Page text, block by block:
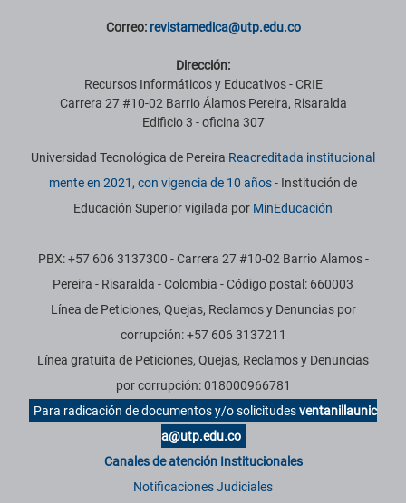
Correo: revistamedica@utp.edu.co
Dirección:
Recursos Informáticos y Educativos - CRIE
Carrera 27 #10-02 Barrio Álamos Pereira, Risaralda
Edificio 3 - oficina 307
Universidad Tecnológica de Pereira Reacreditada institucional
mente en 2021, con vigencia de 10 años- Institución de
Educación Superior vigilada por MinEducación
PBX: +57 606 3137300 - Carrera 27 #10-02 Barrio Alamos -
Pereira - Risaralda - Colombia - Código postal: 660003
Línea de Peticiones, Quejas, Reclamos y Denuncias por
corrupción: +57 606 3137211
Línea gratuita de Peticiones, Quejas, Reclamos y Denuncias
por corrupción: 018000966781
Para radicación de documentos y/o solicitudesventanillaunic
a@utp.edu.co
Canales de atención Institucionales
Notificaciones Judiciales